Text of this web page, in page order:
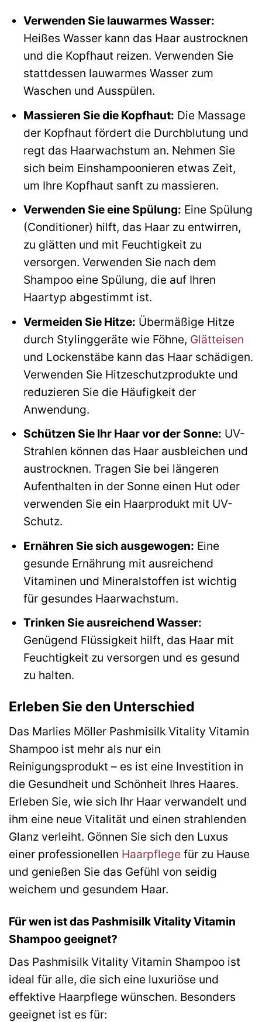
Verwenden Sie lauwarmes Wasser:
Heißes Wasser kann das Haar austrocknen
und die Kopfhaut reizen. Verwenden Sie
stattdessen lauwarmes Wasser zum
Waschen und Ausspülen.
Massieren Sie die Kopfhaut: Die Massage
der Kopfhaut fördert die Durchblutung und
regt das Haarwachstum an. Nehmen Sie
sich beim Einshampoonieren etwas Zeit,
um Ihre Kopfhaut sanft zu massieren.
Verwenden Sie eine Spülung: Eine Spülung
(Conditioner) hilft, das Haar zu entwirren,
zu glätten und mit Feuchtigkeit zu
versorgen. Verwenden Sie nach dem
Shampoo eine Spülung, die auf Ihren
Haartyp abgestimmt ist.
Vermeiden Sie Hitze: Übermäßige Hitze
durch Stylinggeräte wie Föhne, Glätteisen
und Lockenstäbe kann das Haar schädigen.
Verwenden Sie Hitzeschutzprodukte und
reduzieren Sie die Häufigkeit der
Anwendung.
Schützen Sie Ihr Haar vor der Sonne: UV-
Strahlen können das Haar ausbleichen und
austrocknen. Tragen Sie bei längeren
Aufenthalten in der Sonne einen Hut oder
verwenden Sie ein Haarprodukt mit UV-
Schutz.
Ernähren Sie sich ausgewogen: Eine
gesunde Ernährung mit ausreichend
Vitaminen und Mineralstoffen ist wichtig
für gesundes Haarwachstum.
Trinken Sie ausreichend Wasser:
Genügend Flüssigkeit hilft, das Haar mit
Feuchtigkeit zu versorgen und es gesund
zu halten.
Erleben Sie den Unterschied
Das Marlies Möller Pashmisilk Vitality Vitamin
Shampoo ist mehr als nur ein
Reinigungsprodukt – es ist eine Investition in
die Gesundheit und Schönheit Ihres Haares.
Erleben Sie, wie sich Ihr Haar verwandelt und
ihm eine neue Vitalität und einen strahlenden
Glanz verleiht. Gönnen Sie sich den Luxus
einer professionellen Haarpflege für zu Hause
und genießen Sie das Gefühl von seidig
weichem und gesundem Haar.
Für wen ist das Pashmisilk Vitality Vitamin
Shampoo geeignet?
Das Pashmisilk Vitality Vitamin Shampoo ist
ideal für alle, die sich eine luxuriöse und
effektive Haarpflege wünschen. Besonders
geeignet ist es für: